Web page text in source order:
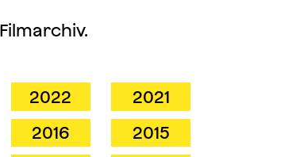
2022
2021
2016
2015